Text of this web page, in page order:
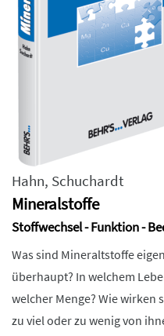
Hahn, Schuchardt
Mineralstoffe
Stoffwechsel - Funktion -
Was sind Mineraltstoffe
überhaupt? In welchem
welcher Menge? Wie wirken
zu viel oder zu wenig von